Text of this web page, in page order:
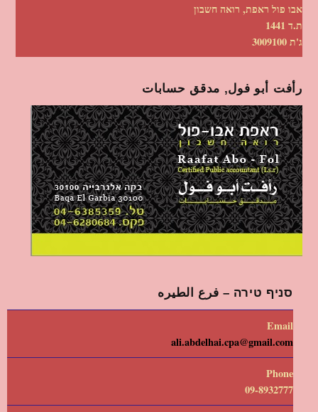
אבו פול ראפת, רואה חשבון
ת.ד 1441
ג'ת 3009100
رأفت أبو فول, مدقق حسابات
סניף טירה – فرع الطيره
Email
ali.abdelhai.cpa@gmail.com
Phone
09-8932777